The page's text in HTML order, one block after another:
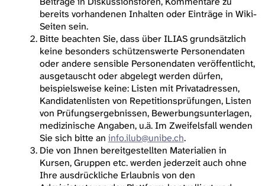
bereits vorhandenen Inhalten oder Einträge in Wiki-
Seiten sein.
Bitte beachten Sie, dass über ILIAS grundsätzlich
keine besonders schützenswerte Personendaten
oder andere sensible Personendaten veröffentlicht,
ausgetauscht oder abgelegt werden dürfen,
beispielsweise keine: Listen mit Privatadressen,
Kandidatenlisten von Repetitionsprüfungen, Listen
von Prüfungsergebnissen, Bewerbungsunterlagen,
medizinische Angaben, u.ä. Im Zweifelsfall wenden
Sie sich bitte an info.ilub@unibe.ch.
Die von Ihnen bereitgestellten Materialien in
Kursen, Gruppen etc. werden jederzeit auch ohne
Ihre ausdrückliche Erlaubnis von den